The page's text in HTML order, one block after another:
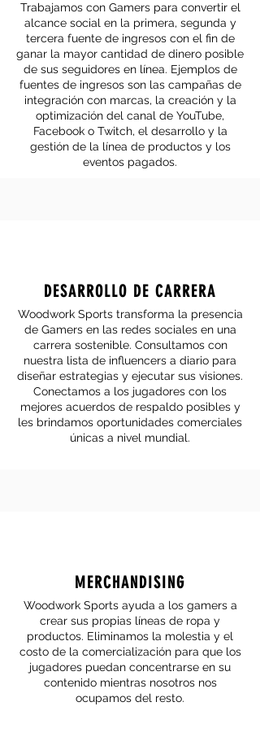
Trabajamos con Gamers para convertir el
alcance social en la primera, segunda y
tercera fuente de ingresos con el fin de
ganar la mayor cantidad de dinero posible
de sus seguidores en línea. Ejemplos de
fuentes de ingresos son las campañas de
integración con marcas, la creación y la
optimización del canal de YouTube,
Facebook o Twitch, el desarrollo y la
gestión de la línea de productos y los
eventos pagados.
DESARROLLO DE CARRERA
Woodwork Sports transforma la presencia
de Gamers en las redes sociales en una
carrera sostenible. Consultamos con
nuestra lista de influencers a diario para
diseñar estrategias y ejecutar sus visiones.
Conectamos a los jugadores con los
mejores acuerdos de respaldo posibles y
les brindamos oportunidades comerciales
únicas a nivel mundial.
MERCHANDISING
Woodwork Sports ayuda a los gamers a
crear sus propias líneas de ropa y
productos. Eliminamos la molestia y el
costo de la comercialización para que los
jugadores puedan concentrarse en su
contenido mientras nosotros nos
ocupamos del resto.